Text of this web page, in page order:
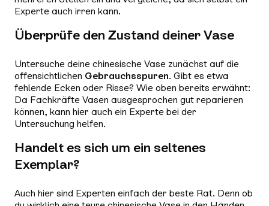
Experte auch irren kann.
Überprüfe den Zustand deiner Vase
Untersuche deine chinesische Vase zunächst auf die
offensichtlichen Gebrauchsspuren. Gibt es etwa
fehlende Ecken oder Risse? Wie oben bereits erwähnt:
Da Fachkräfte Vasen ausgesprochen gut reparieren
können, kann hier auch ein Experte bei der
Untersuchung helfen.
Handelt es sich um ein seltenes
Exemplar?
Auch hier sind Experten einfach der beste Rat. Denn ob